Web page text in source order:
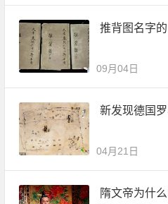
推背图名字
09月04日
新发现德国
04月21日
隋文帝为什